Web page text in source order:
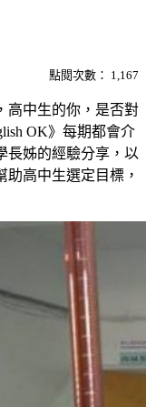
點閱次數： 1,167
高中生的你，是否對
OK》每期都會介
長姊的經驗分享，以
高中生選定目標，